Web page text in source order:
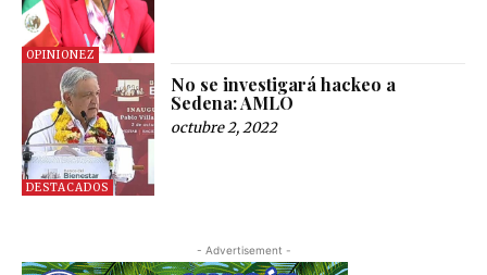
OPINIONEZ
DESTACADOS
No se investigará hackeo a
Sedena: AMLO
octubre 2, 2022
- Advertisement -